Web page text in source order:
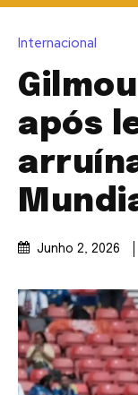
Internacional
após
Junho 2, 2026